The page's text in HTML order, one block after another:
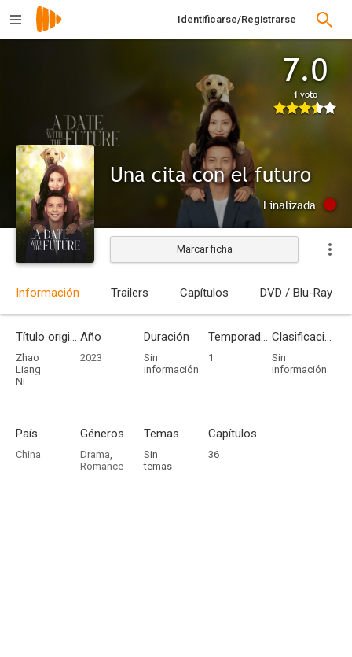
Identificarse/Registrarse
7.0
1 voto
Una cita con el futuro
Finalizada
Marcar ficha
Información Trailers Capítulos DVD / Blu-Ray
Título original
Zhao
Liang
Ni
Año
2023
Duración
Sin
información
Temporadas
1
Clasificación por edades
Sin
información
País
China
Géneros
Drama,
Romance
Temas
Sin
temas
Capítulos
36